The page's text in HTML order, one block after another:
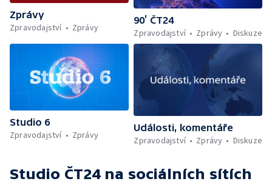
Zprávy
Zpravodajství
Zprávy
90’ ČT24
Zpravodajství
Zprávy Diskuze
Studio 6
Zpravodajství
Zprávy
Události, komentáře
Zpravodajství
Zprávy Diskuze
Studio ČT24 na sociálních sítích